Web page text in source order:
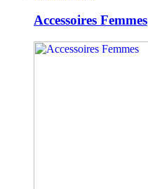
Accessoires Femmes